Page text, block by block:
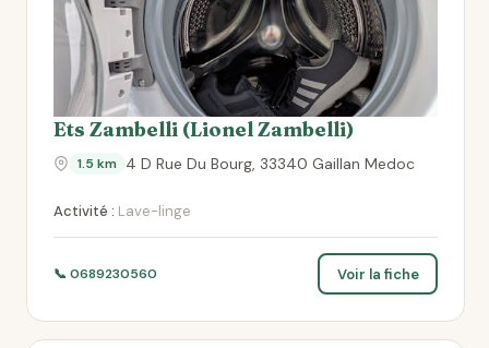
Ets Zambelli (Lionel Zambelli)
1.5 km 4 D Rue Du Bourg, 33340 Gaillan Medoc
Activité : Lave-linge
📞 0689230560 Voir la fiche